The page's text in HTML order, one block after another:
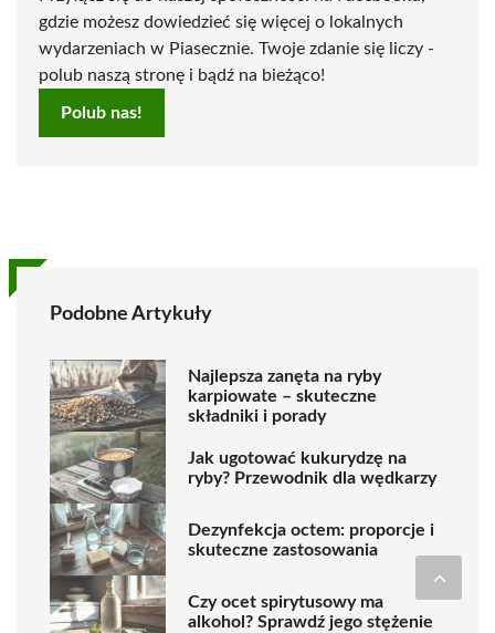
gdzie możesz dowiedzieć się więcej o lokalnych
wydarzeniach w Piasecznie. Twoje zdanie się liczy -
polub naszą stronę i bądź na bieżąco!
Polub nas!
Podobne Artykuły
Najlepsza zanęta na ryby
karpiowate – skuteczne
składniki i porady
Jak ugotować kukurydzę na
ryby? Przewodnik dla wędkarzy
Dezynfekcja octem: proporcje i
skuteczne zastosowania
Czy ocet spirytusowy ma
alkohol? Sprawdź jego stężenie